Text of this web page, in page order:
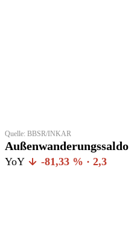
Quelle: BBSR/INKAR
Außenwanderungssaldo
YoY -81,33 % · 2,3